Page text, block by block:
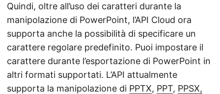
Quindi, oltre all’uso dei caratteri durante la
manipolazione di PowerPoint, l’API Cloud ora
supporta anche la possibilità di specificare un
carattere regolare predefinito. Puoi impostare il
carattere durante l’esportazione di PowerPoint in
altri formati supportati. L’API attualmente
supporta la manipolazione di PPTX, PPT, PPSX,